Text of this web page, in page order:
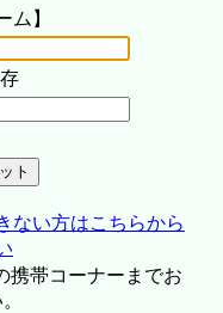
ム】
ない方はこちらから
携帯コーナーまでお